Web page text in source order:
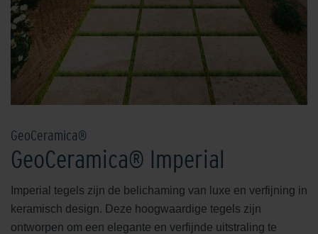
GeoCeramica®
GeoCeramica® Imperial
Imperial tegels zijn de belichaming van luxe en verfijning in
keramisch design. Deze hoogwaardige tegels zijn
ontworpen om een elegante en verfijnde uitstraling te